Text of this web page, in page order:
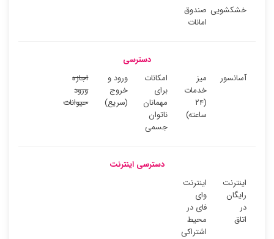
خشکشویی صندوق
امانات
دسترسی
آسانسور
میز
خدمات
(۲۴
ساعته)
امکانات
برای
مهمانان
ناتوان
جسمی
ورود و
خروج
(سریع)
اجازه
ورود
حیوانات
دسترسی اینترنت
اینترنت
رایگان
در
اتاق
اینترنت
وای
فای در
محیط
اشتراکی